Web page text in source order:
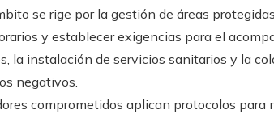
se rige por la gestión de áreas
y establecer exigencias para el
la instalación de servicios sanitarios y la
negativos.
comprometidos aplican protocolos para